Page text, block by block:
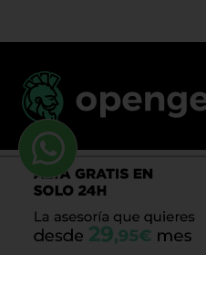
Llama al 900 730 037
Asesoría emprendedores